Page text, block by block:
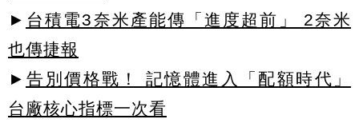
► 台積電3奈米產能傳「進度超前」 2奈米
也傳捷報
► 告別價格戰！ 記憶體進入「配額時代」
台廠核心指標一次看